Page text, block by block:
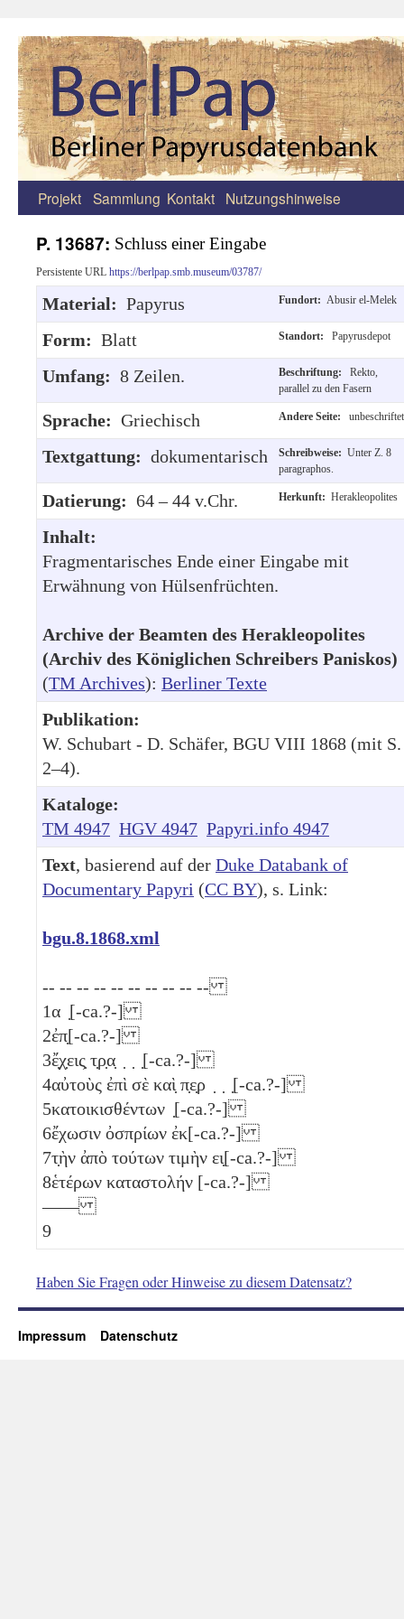
Zum
springen
Projekt Sammlung Kontakt Nutzungshinweise
P. 13687: Schluss einer Eingabe
Persistente URL https://berlpap.smb.museum/03787/
Material: Papyrus Fundort: Abusir el-Melek
Form: Blatt Standort: Papyrusdepot
Umfang: 8 Zeilen. Beschriftung:
Rekto,
parallel zu den Fasern
Sprache: Griechisch Andere Seite: unbeschriftet
Textgattung: dokumentarisch Schreibweise: Unter Z. 8
paragraphos.
Datierung: 64 – 44 v.Chr. Herkunft: Herakleopolites
Inhalt:
Fragmentarisches Ende einer Eingabe mit
Erwähnung von Hülsenfrüchten.
Archive der Beamten des Herakleopolites
(Archiv des Königlichen Schreibers Paniskos)
(TM Archives): Berliner Texte
Publikation:
W. Schubart - D. Schäfer, BGU VIII 1868 (mit S.
2–4).
Kataloge:
TM 4947 HGV 4947 Papyri.info 4947
Text, basierend auf der Duke Databank of
Documentary Papyri (CC BY), s. Link:
bgu.8.1868.xml
-- -- -- -- -- -- -- -- -- --
1α ̣[-ca.?-]
2ἐπ̣[-ca.?-]
3ἔ̣χ̣εις̣ τ̣ρ̣α̣ ̣ ̣ ̣[-ca.?-]
4αὐτοὺς ἐπὶ σὲ καὶ̣ π̣ε̣ρ ̣ ̣ ̣[-ca.?-]
5κατοικισθέντων ̣[-ca.?-]
6ἔχωσιν ὀσπρίων ἐκ[-ca.?-]
7τ̣ὴν ἀπὸ τούτων τιμὴν ει̣[-ca.?-]
8ἑτέρων καταστολήν [-ca.?-]
——
9
Haben Sie Fragen oder Hinweise zu diesem Datensatz?
Impressum Datenschutz